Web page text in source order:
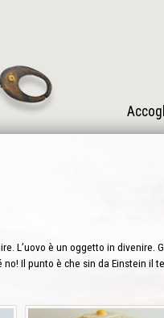
L’uovo è un oggetto in
Il punto è che sin da Einstein